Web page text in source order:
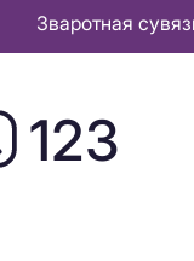
Зваротная
123